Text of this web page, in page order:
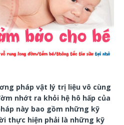
pháp vật lý trị liệu vô cùng
nhớt ra khỏi hệ hô hấp của
này bao gồm những kỹ
thực hiện phải là những kỹ